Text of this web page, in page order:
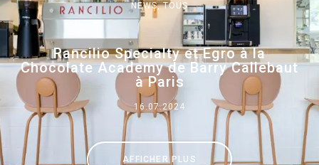
NEWS,TOUS
Rancilio Specialty et Egro à la
Chocolate Academy de Barry Callebaut
à Paris
16.07.2024
AFFICHER PLUS
Our brands
Group
News